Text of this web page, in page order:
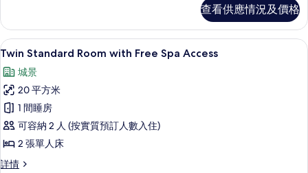
情
查看供應情況及價格
載
入
所
有
Twin
Standard
Room
with
Twin Standard Room with Free Spa
6
Twin Standard Room with Free Spa Access
城景
20 平方米
1 間睡房
可容納 2 人 (按實質預訂人數入住)
2 張單人床
詳情
Twin